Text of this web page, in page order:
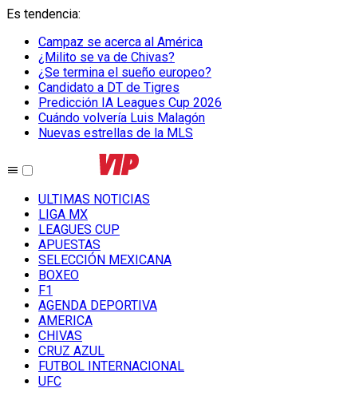
Es tendencia:
Campaz se acerca al América
¿Milito se va de Chivas?
¿Se termina el sueño europeo?
Candidato a DT de Tigres
Predicción IA Leagues Cup 2026
Cuándo volvería Luis Malagón
Nuevas estrellas de la MLS
ULTIMAS NOTICIAS
LIGA MX
LEAGUES CUP
APUESTAS
SELECCIÓN MEXICANA
BOXEO
F1
AGENDA DEPORTIVA
AMERICA
CHIVAS
CRUZ AZUL
FUTBOL INTERNACIONAL
UFC